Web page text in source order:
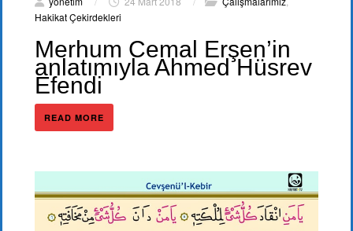
Hakikat Çekirdekleri
Merhum Cemal Erşen’in
anlatımıyla Ahmed Hüsrev
Efendi
READ MORE